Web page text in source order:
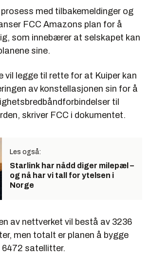
med tilbakemeldinger og
FCC Amazons plan for å
som innebærer at selskapet kan
sine.
vil legge til rette for at Kuiper kan
av konstellasjonen sin for å
til
skriver FCC i dokumentet.
Les også:
Starlink har nådd diger milepæl –
og nå har vi tall for ytelsen i
Norge
av nettverket vil bestå av 3236
men totalt er planen å bygge
satellitter.